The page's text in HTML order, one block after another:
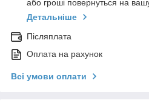
або гроші повернуться на
Детальніше
Післяплата
Оплата на рахунок
Всі умови оплати